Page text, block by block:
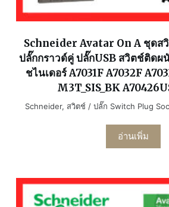
Schneider Avatar On A ชุดส
ปลั๊กกราวด์คู่ ปลั๊กUSB สวิตช์ติดผ
ชไนเดอร์ A7031F A7032F
M3T_SIS_BK
Schneider, สวิตช์ / ปลั๊ก Switch Plug
อ่านเพิ่ม